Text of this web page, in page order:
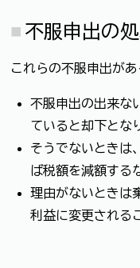
不服申出の
これらの不服申出があ
不服申出の出来な
ていると却下とな
そうでないときは
ば税額を減額する
理由がないときは
利益に変更される